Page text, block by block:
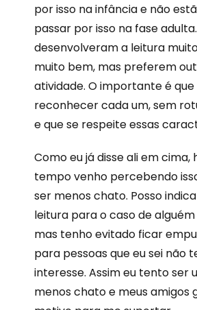
por isso na infância e não
passar por isso na fase
desenvolveram a leitura
muito bem, mas preferem
atividade. O importante é que
reconhecer cada um, sem
e que se respeite essas
Como eu já disse ali em cima,
tempo venho percebendo
ser menos chato. Posso
leitura para o caso de
mas tenho evitado ficar
para pessoas que eu sei não
interesse. Assim eu tento ser
menos chato e meus amigos